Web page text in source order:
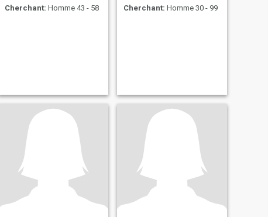
Cherchant: Homme 43 - 58
Cherchant: Homme 30 - 99